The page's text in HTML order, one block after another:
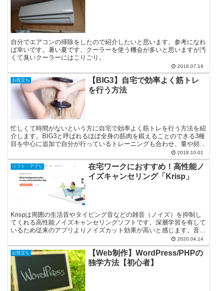
自分でエアコンの掃除をしたので紹介したいと思います。参考になれ
ば幸いです。暑い夏です、クーラーを使う機会が多いと思いますが汚
くて臭いクーラーにはこりごり。
2018.07.19
お役立ち
【BIG3】自宅で効率よく筋トレ
を行う方法
忙しくて時間がないという方に自宅で効率よく筋トレを行う方法を紹
介します。BIG3と呼ばれるほぼ全身の筋肉を鍛えることのできる3種
目を中心に追加で自分が行っているトレーニングも合わせ、量や頻度
2018.10.01
ソフト・アプリ
在宅ワークにおすすめ！高性能ノ
イズキャンセリング「Krisp」
Krispは周囲の生活音やタイピング音などの雑音（ノイズ）を抑制し
てくれる高性能ノイズキャンセリングソフトです。深層学習を有して
いるため従来のアプリよりノイズカット効果が高いと感じます。音声
通話・ビデオ通話・動画撮影などマイクのノイズを抑制したい場合に
おすすめです。
2020.04.14
お役立ち
【Web制作】WordPress/PHPの
独学方法【初心者】